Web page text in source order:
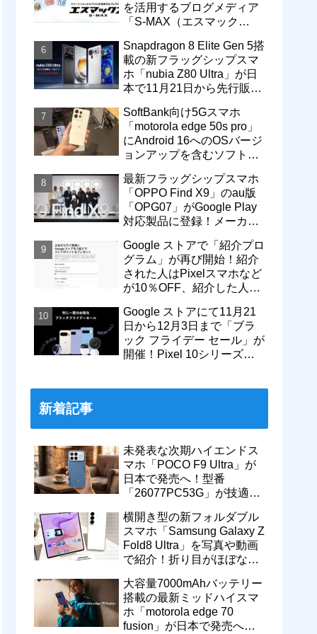
を活用するブログメディア
「S-MAX（エスマック
Snapdragon 8 Elite Gen 5搭
載の新フラッグシップスマ
ホ「nubia Z80 Ultra」が日
本で11月21日から先行販
SoftBank向け5Gスマホ
「motorola edge 50s pro」
にAndroid 16へのOSバージ
ョンアップを含むソフトウ
最新フラッグシップスマホ
「OPPO Find X9」のau版
「OPG07」がGoogle Play
対応製品に登録！メーカー
売へ
Google ストアで「紹介プロ
グラム」が再び開始！紹介
された人はPixelスマホなど
が10％OFF、紹介した人は
ト付与
Google ストアにて11月21
日から12月3日まで「ブラ
ック フライデー セール」が
開催！Pixel 10シリーズや
新着記事
未発表な次期ハイエンドス
マホ「POCO F9 Ultra」が
日本で発売へ！型番
「26077PC53G」が技適通
テリー搭載に
横開き型の新フォルダブル
スマホ「Samsung Galaxy Z
Fold8 Ultra」を写真や動画
で紹介！折り目がほぼない
ト】
大容量7000mAhバッテリー
搭載の最新ミッドハイスマ
ホ「motorola edge 70
fusion」が日本で発売へ！